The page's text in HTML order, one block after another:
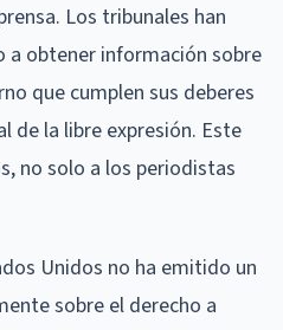
Los tribunales han
a obtener información sobre
que cumplen sus deberes
de la libre expresión. Este
no solo a los periodistas
Unidos no ha emitido un
sobre el derecho a